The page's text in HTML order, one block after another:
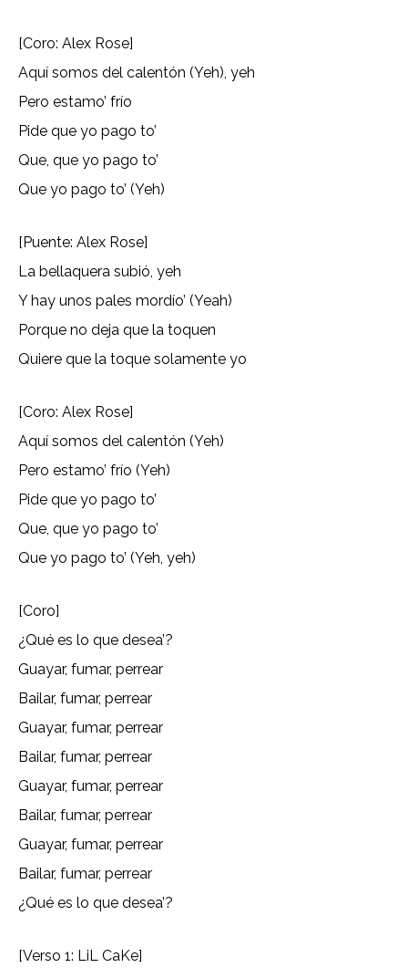
[Coro: Alex Rose]
Aquí somos del calentón (Yeh), yeh
Pero estamo’ frío
Pide que yo pago to’
Que, que yo pago to’
Que yo pago to’ (Yeh)
[Puente: Alex Rose]
La bellaquera subió, yeh
Y hay unos pales mordío’ (Yeah)
Porque no deja que la toquen
Quiere que la toque solamente yo
[Coro: Alex Rose]
Aquí somos del calentón (Yeh)
Pero estamo’ frío (Yeh)
Pide que yo pago to’
Que, que yo pago to’
Que yo pago to’ (Yeh, yeh)
[Coro]
¿Qué es lo que desea’?
Guayar, fumar, perrear
Bailar, fumar, perrear
Guayar, fumar, perrear
Bailar, fumar, perrear
Guayar, fumar, perrear
Bailar, fumar, perrear
Guayar, fumar, perrear
Bailar, fumar, perrear
¿Qué es lo que desea’?
[Verso 1: LiL CaKe]